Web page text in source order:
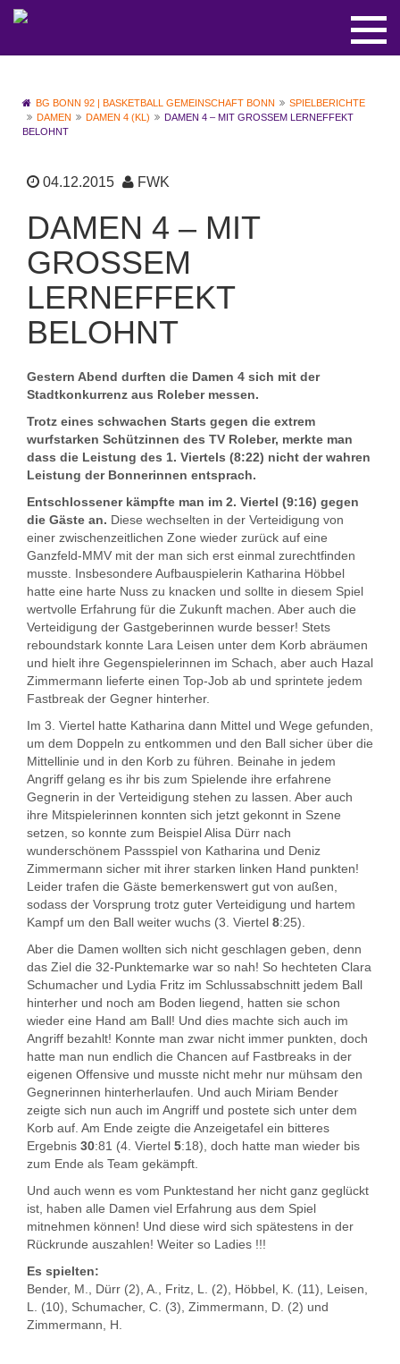
BG BONN 92 | BASKETBALL GEMEINSCHAFT BONN
SPIELBERICHTE
DAMEN
DAMEN 4 (KL)
DAMEN 4 – MIT GROSSEM LERNEFFEKT B
ELOHNT
04.12.2015 FWK
DAMEN 4 – MIT
GROSSEM L
ERNEFFEKT B
ELOHNT
Gestern Abend durften die Damen 4 sich mit der
Stadtkonkurrenz aus Roleber messen.
Trotz eines schwachen Starts gegen die extrem
wurfstarken Schützinnen des TV Roleber, merkte man
dass die Leistung des 1. Viertels (8:22) nicht der wahren
Leistung der Bonnerinnen entsprach.
Entschlossener kämpfte man im 2. Viertel (9:16) gegen
die Gäste an. Diese wechselten in der Verteidigung von
einer zwischenzeitlichen Zone wieder zurück auf eine
Ganzfeld-MMV mit der man sich erst einmal zurechtfinden
musste. Insbesondere Aufbauspielerin Katharina Höbbel
hatte eine harte Nuss zu knacken und sollte in diesem Spiel
wertvolle Erfahrung für die Zukunft machen. Aber auch die
Verteidigung der Gastgeberinnen wurde besser! Stets
reboundstark konnte Lara Leisen unter dem Korb abräumen
und hielt ihre Gegenspielerinnen im Schach, aber auch Hazal
Zimmermann lieferte einen Top-Job ab und sprintete jedem
Fastbreak der Gegner hinterher.
Im 3. Viertel hatte Katharina dann Mittel und Wege gefunden,
um dem Doppeln zu entkommen und den Ball sicher über die
Mittellinie und in den Korb zu führen. Beinahe in jedem
Angriff gelang es ihr bis zum Spielende ihre erfahrene
Gegnerin in der Verteidigung stehen zu lassen. Aber auch
ihre Mitspielerinnen konnten sich jetzt gekonnt in Szene
setzen, so konnte zum Beispiel Alisa Dürr nach
wunderschönem Passspiel von Katharina und Deniz
Zimmermann sicher mit ihrer starken linken Hand punkten!
Leider trafen die Gäste bemerkenswert gut von außen,
sodass der Vorsprung trotz guter Verteidigung und hartem
Kampf um den Ball weiter wuchs (3. Viertel 8:25).
Aber die Damen wollten sich nicht geschlagen geben, denn
das Ziel die 32-Punktemarke war so nah! So hechteten Clara
Schumacher und Lydia Fritz im Schlussabschnitt jedem Ball
hinterher und noch am Boden liegend, hatten sie schon
wieder eine Hand am Ball! Und dies machte sich auch im
Angriff bezahlt! Konnte man zwar nicht immer punkten, doch
hatte man nun endlich die Chancen auf Fastbreaks in der
eigenen Offensive und musste nicht mehr nur mühsam den
Gegnerinnen hinterherlaufen. Und auch Miriam Bender
zeigte sich nun auch im Angriff und postete sich unter dem
Korb auf. Am Ende zeigte die Anzeigetafel ein bitteres
Ergebnis 30:81 (4. Viertel 5:18), doch hatte man wieder bis
zum Ende als Team gekämpft.
Und auch wenn es vom Punktestand her nicht ganz geglückt
ist, haben alle Damen viel Erfahrung aus dem Spiel
mitnehmen können! Und diese wird sich spätestens in der
Rückrunde auszahlen! Weiter so Ladies !!!
Es spielten:
Bender, M., Dürr (2), A., Fritz, L. (2), Höbbel, K. (11), Leisen,
L. (10), Schumacher, C. (3), Zimmermann, D. (2) und
Zimmermann, H.